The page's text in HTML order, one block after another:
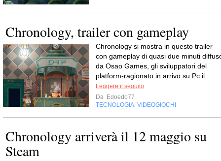
Chronology, trailer con gameplay
Chronology si mostra in questo trailer
con gameplay di quasi due minuti
da Osao Games, gli sviluppatori del
platform-ragionato in arrivo su Pc il...
Leggere il seguito
Da Edoedo77
TECNOLOGIA VIDEOGIOCHI
Chronology arriverà il 12 maggio su
Steam